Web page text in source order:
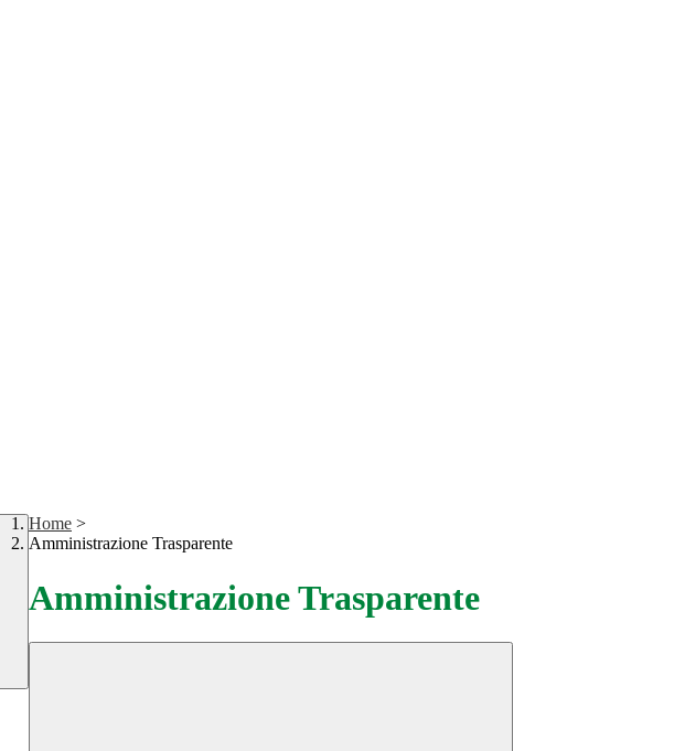
Home >
Amministrazione Trasparente
Amministrazione Trasparente